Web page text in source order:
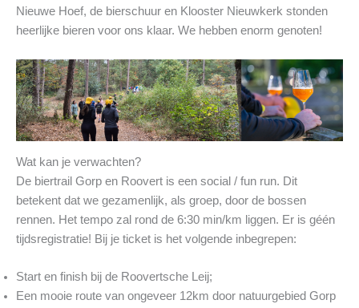
Nieuwe Hoef, de bierschuur en Klooster Nieuwkerk stonden
heerlijke bieren voor ons klaar. We hebben enorm genoten!
Wat kan je verwachten?
De biertrail Gorp en Roovert is een social / fun run. Dit
betekent dat we gezamenlijk, als groep, door de bossen
rennen. Het tempo zal rond de 6:30 min/km liggen. Er is géén
tijdsregistratie! Bij je ticket is het volgende inbegrepen:
Start en finish bij de Roovertsche Leij;
Een mooie route van ongeveer 12km door natuurgebied Gorp